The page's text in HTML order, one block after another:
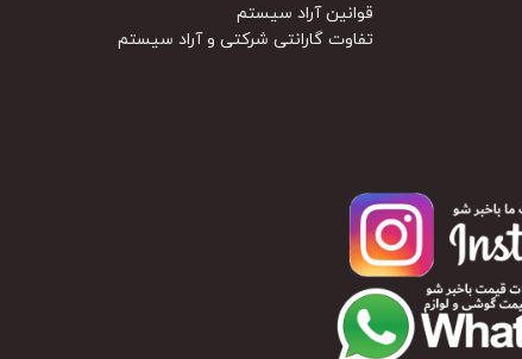
قوانین آراد سیستم
تفاوت گارانتی شرکتی و آراد سیستم